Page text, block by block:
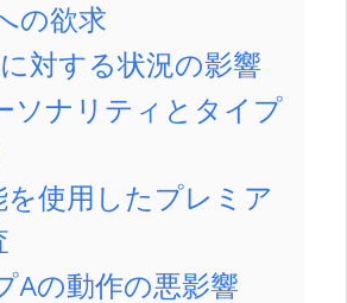
の欲求
対する状況の影響
ソナリティとタイプ
を使用したプレミア
Aの動作の悪影響